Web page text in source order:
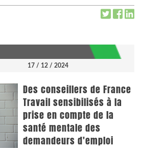
17 / 12 / 2024
Des conseillers de France
Travail sensibilisés à la
prise en compte de la
santé mentale des
demandeurs d'emploi